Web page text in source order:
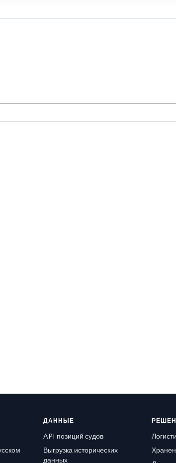
ДАННЫЕ
API позиций судов
Выгрузка исторических
данных